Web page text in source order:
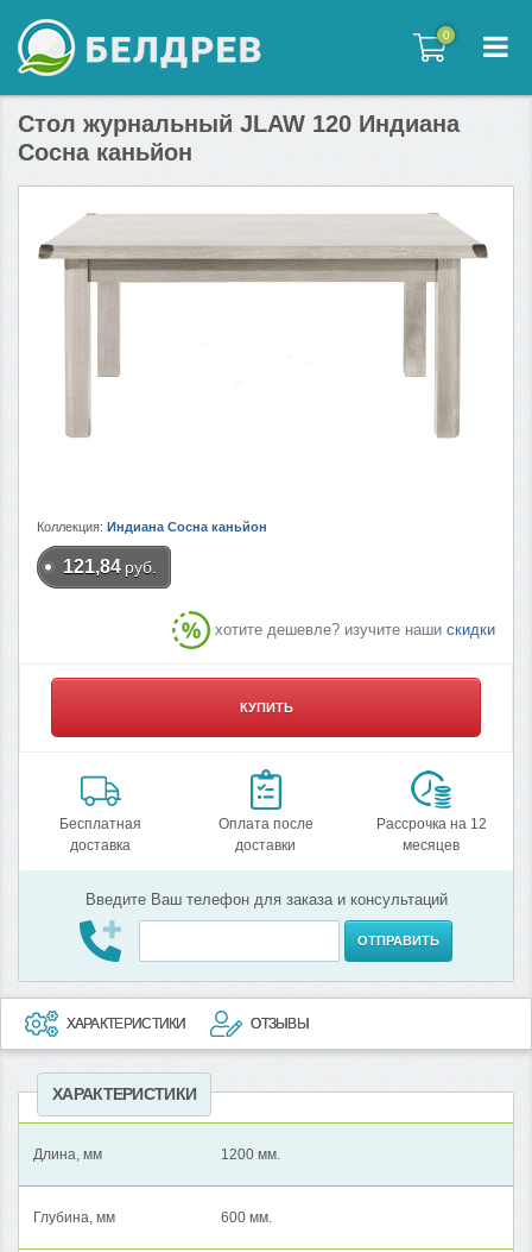
0
0
Стол журнальный JLAW 120 Индиана
Сосна каньйон
Коллекция: Индиана Сосна каньйон
121,84 руб.
хотите дешевле? изучите наши скидки
КУПИТЬ
Бесплатная
доставка
Оплата после
доставки
Рассрочка на 12
месяцев
Введите Ваш телефон для заказа и консультаций
ОТПРАВИТЬ
ХАРАКТЕРИСТИКИ ОТЗЫВЫ
ХАРАКТЕРИСТИКИ
Длина, мм 1200 мм.
Глубина, мм 600 мм.